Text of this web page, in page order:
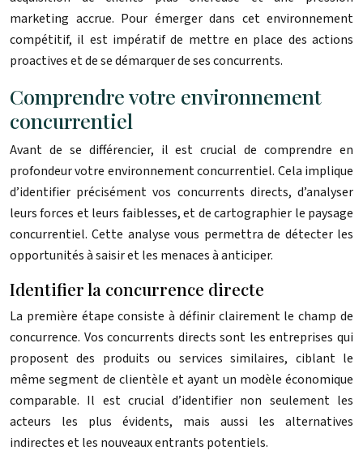
marketing accrue. Pour émerger dans cet environnement
compétitif, il est impératif de mettre en place des actions
proactives et de se démarquer de ses concurrents.
Comprendre votre environnement
concurrentiel
Avant de se différencier, il est crucial de comprendre en
profondeur votre environnement concurrentiel. Cela implique
d’identifier précisément vos concurrents directs, d’analyser
leurs forces et leurs faiblesses, et de cartographier le paysage
concurrentiel. Cette analyse vous permettra de détecter les
opportunités à saisir et les menaces à anticiper.
Identifier la concurrence directe
La première étape consiste à définir clairement le champ de
concurrence. Vos concurrents directs sont les entreprises qui
proposent des produits ou services similaires, ciblant le
même segment de clientèle et ayant un modèle économique
comparable. Il est crucial d’identifier non seulement les
acteurs les plus évidents, mais aussi les alternatives
indirectes et les nouveaux entrants potentiels.